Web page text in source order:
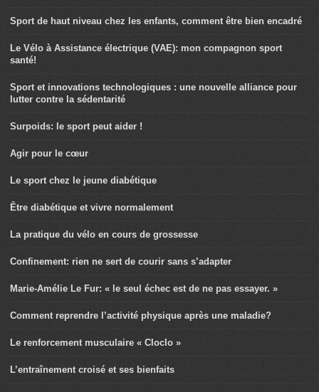
Sport de haut niveau chez les enfants, comment être bien encadré
Le Vélo à Assistance électrique (VAE): mon compagnon sport
santé!
Sport et innovations technologiques : une nouvelle alliance pour
lutter contre la sédentarité
Surpoids: le sport peut aider !
Agir pour le cœur
Le sport chez le jeune diabétique
Être diabétique et vivre normalement
La pratique du vélo en cours de grossesse
Confinement: rien ne sert de courir sans s’adapter
Marie-Amélie Le Fur: « le seul échec est de ne pas essayer. »
Comment reprendre l’activité physique après une maladie?
Le renforcement musculaire « Cloclo »
L’entraînement croisé et ses bienfaits